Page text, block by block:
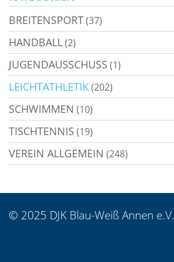
BREITENSPORT(37)
HANDBALL(2)
JUGENDAUSSCHUSS (1)
LEICHTATHLETIK(202)
SCHWIMMEN (10)
TISCHTENNIS (19)
VEREIN ALLGEMEIN (248)
© 2025 DJK Blau-Weiß Annen e.V.